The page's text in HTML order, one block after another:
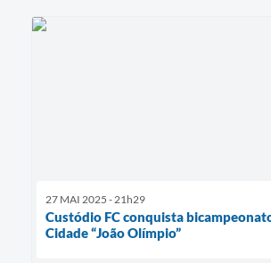
27 MAI 2025 - 21h29
Custódio FC conquista
Cidade “João Olímpio”